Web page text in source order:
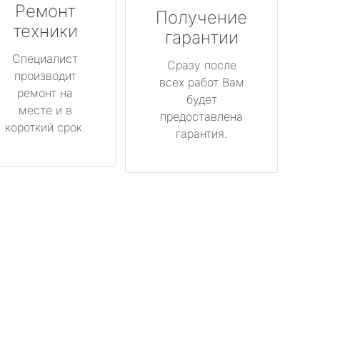
Ремонт
техники
Специалист
производит
ремонт на
месте и в
короткий срок.
Получение
гарантии
Сразу после
всех работ Вам
будет
предоставлена
гарантия.